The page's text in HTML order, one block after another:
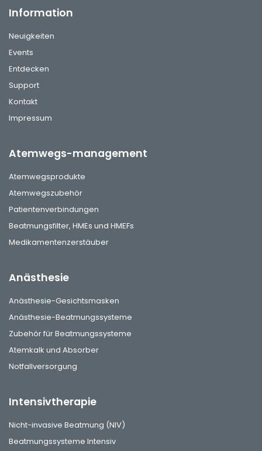
Information
Neuigkeiten
Events
Entdecken
Support
Kontakt
Impressum
Atemwegs-management
Atemwegsprodukte
Atemwegszubehör
Patientenverbindungen
Beatmungsfilter, HMEs und HMEFs
Medikamentenzerstäuber
Anästhesie
Anästhesie-Gesichtsmasken
Anästhesie-Beatmungssysteme
Zubehör für Beatmungssysteme
Atemkalk und Absorber
Notfallversorgung
Intensivtherapie
Nicht-invasive Beatmung (NIV)
Beatmungssysteme Intensiv